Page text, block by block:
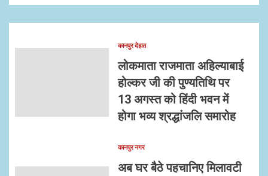
कानपुर देहात
लोकमाता राजमाता अहिल्याबाई
होल्कर जी की पुण्यतिथि पर
13 अगस्त को हिंदी भवन में
होगा भव्य श्रद्धांजलि समारोह
कानपुर नगर
अब घर बैठे पहचानिए मिलावटी